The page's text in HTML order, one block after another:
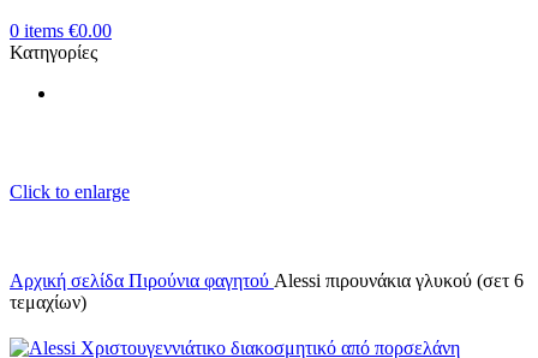
0 items €0.00
Κατηγορίες
Click to enlarge
Αρχική σελίδα Πιρούνια φαγητού Alessi πιρουνάκια γλυκού (σετ 6
τεμαχίων)